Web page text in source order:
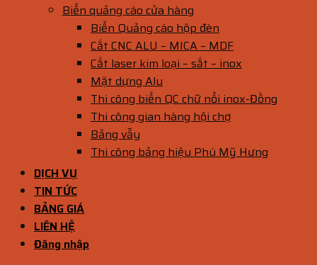
Biển quảng cáo cửa hàng
Biển Quảng cáo hộp đèn
Cắt CNC ALU – MICA – MDF
Cắt laser kim loại – sắt – inox
Mặt dựng Alu
Thi công biển QC chữ nổi inox-Đồng
Thi công gian hàng hội chợ
Bảng vẫy
Thi công bảng hiệu Phú Mỹ Hưng
DỊCH VỤ
TIN TỨC
BẢNG GIÁ
LIÊN HỆ
Đăng nhập